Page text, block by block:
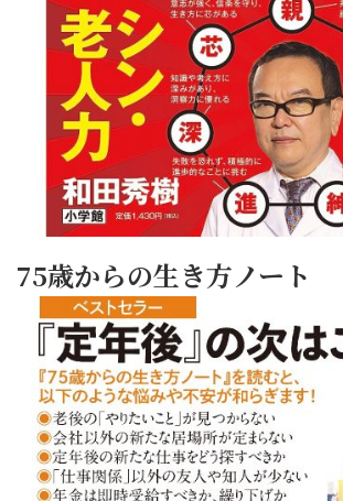
75歳からの生き方ノート